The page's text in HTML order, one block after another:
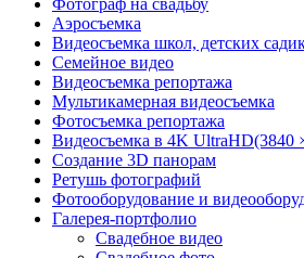
Аэросъемка
Видеосъемка школ, детских
Семейное видео
Видеосъемка репортажа
Мультикамерная видеосъемка
Фотосъемка репортажа
Видеосъемка в 4K UltraHD(3840
Создание 3D панорам
Ретушь фотографий
Фотооборудование и
Галерея-портфолио
Свадебное видео